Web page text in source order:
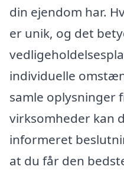
din ejendom har.
er unik, og det
individuelle
samle oplysninger
virksomheder kan
informeret
at du får den